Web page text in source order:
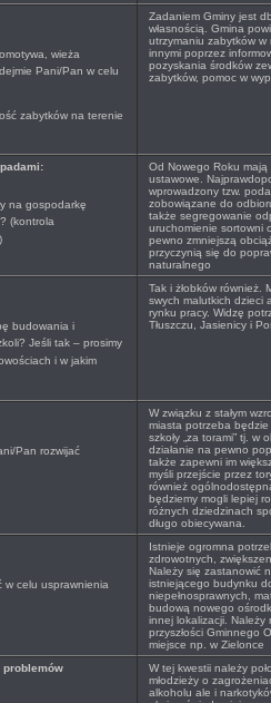
wieża
Pani/Pan w celu
zabytków na terenie
Zadaniem Gminy jest
własnością. Gmina
utrzymaniu zabytków w
innymi poprzez
pozyskania środków
zabytków, pomoc w
na gospodarkę
(kontrola
Od Nowego Roku
ustawowe.
wprowadzony tzw.
zobowiązane do
także segregowanie
uruchomienie sortowni
pewno zmniejszą
przyczynią się do
naturalnego
budowania i
Jeśli tak – prosimy
i w jakim
Tak i żłobków również.
swych malutkich dzieci
rynku pracy. Widzę
Tłuszczu, Jasienicy i
Pan rozwijać
W związku z stałym
miasta potrzeba będzie
szkoły „za torami” tj. w
działanie na pewno
także zapewni im
myśli przejście przez
również
będziemy mogli lepiej
różnych dziedzinach
długo obiecywana.
w celu usprawnienia
Istnieje ogromna
zdrowotnych,
Należy się zastanowić
istniejącego budynku
niepełnosprawnych,
budową nowego
innej lokalizacji. Należy
przyszłości Gminnego
miejsce np. w Zielonce
W tej kwestii należy
młodzieży o
alkoholu ale i